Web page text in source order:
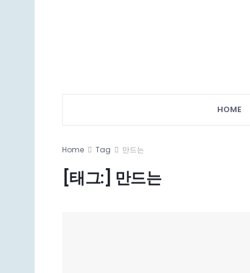
HOME
Home Tag 만드는
[태그:] 만드는